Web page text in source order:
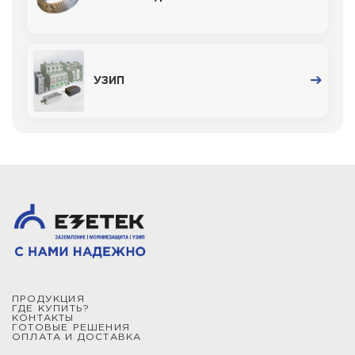
УЗИП
ПРОДУКЦИЯ
ГДЕ КУПИТЬ?
КОНТАКТЫ
ГОТОВЫЕ РЕШЕНИЯ
ОПЛАТА И ДОСТАВКА